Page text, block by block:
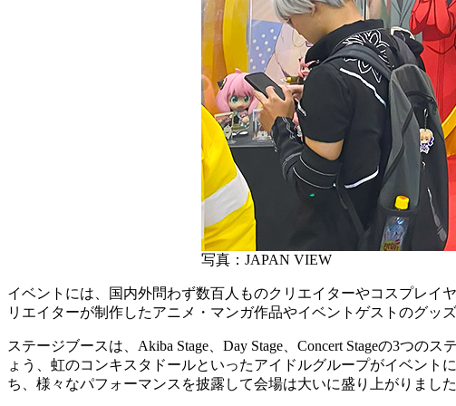
写真：JAPAN VIEW
イベントには、国内外問わず数百人ものクリエイターやコスプレ
リエイターが制作したアニメ・マンガ作品やイベントゲストのグ
ステージブースは、Akiba Stage、Day Stage、Concert Stageの3つ
ょう、虹のコンキスタドールといったアイドルグループがイベン
ち、様々なパフォーマンスを披露して会場は大いに盛り上がりました